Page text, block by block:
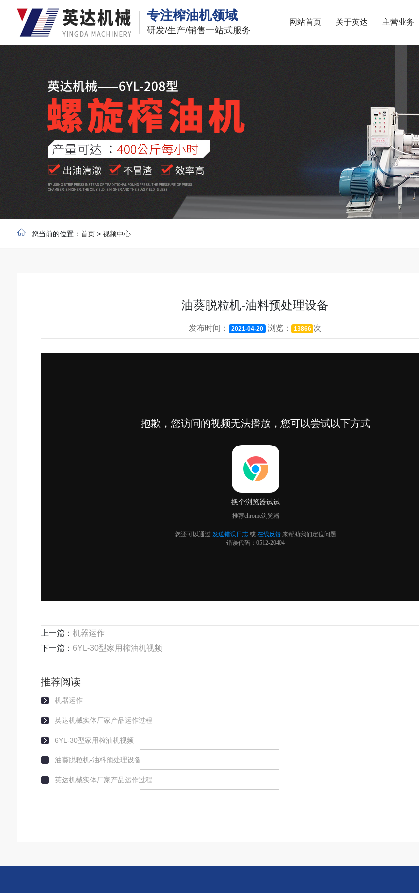
专注榨油机领域
研发/生产/销售一站式服务
网站首页 关于英达 主营业务
您当前的位置： 首页> 视频中心
油葵脱粒机-油料预处理设备
发布时间： 2021-04-20 浏览： 13866 次
上一篇： 机器运作
下一篇： 6YL-30型家用榨油机视频
推荐阅读
机器运作
英达机械实体厂家产品运作过程
6YL-30型家用榨油机视频
油葵脱粒机-油料预处理设备
英达机械实体厂家产品运作过程